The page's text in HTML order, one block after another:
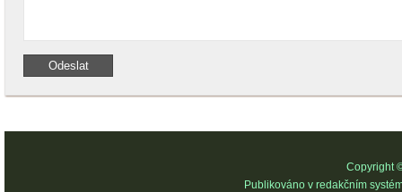
Copyright
Publikováno v redakčním